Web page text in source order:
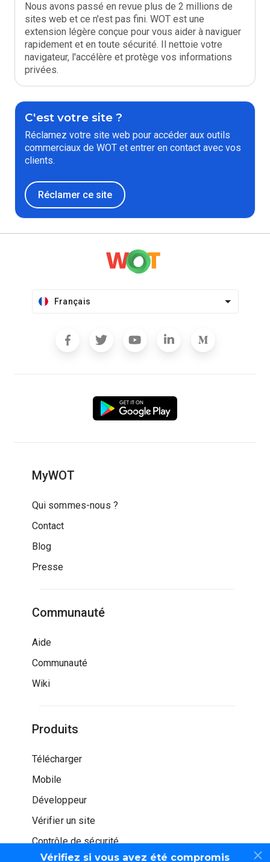
Vérifiez si vous avez été compromis
Nous avons passé en revue plus de 2 millions de
sites web et ce n'est pas fini. WOT est une
extension légère conçue pour vous aider à naviguer
rapidement et en toute sécurité. Il nettoie votre
navigateur, l'accélère et protège vos informations
privées.
C'est votre site ?
Réclamez votre site web pour accéder aux outils
commerciaux de WOT et entrer en contact avec vos
clients.
Réclamer ce site
Français
MyWOT
Qui sommes-nous ?
Contact
Blog
Presse
Communauté
Aide
Communauté
Wiki
Produits
Télécharger
Mobile
Développeur
Vérifier un site
Contrôle de sécurité